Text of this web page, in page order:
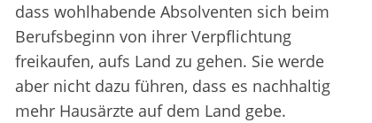
dass wohlhabende Absolventen sich beim
Berufsbeginn von ihrer Verpflichtung
freikaufen, aufs Land zu gehen. Sie werde
aber nicht dazu führen, dass es nachhaltig
mehr Hausärzte auf dem Land gebe.